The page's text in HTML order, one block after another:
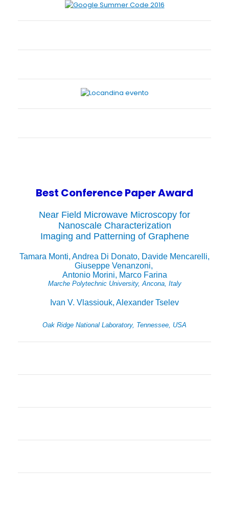
Best Conference Paper Award
Near Field Microwave Microscopy for
Nanoscale Characterization
Imaging and Patterning of Graphene
Tamara Monti, Andrea Di Donato, Davide Mencarelli,
Giuseppe Venanzoni,
Antonio Morini, Marco Farina
Marche Polytechnic University, Ancona, Italy
Ivan V. Vlassiouk, Alexander Tselev
Oak Ridge National Laboratory, Tennessee, USA